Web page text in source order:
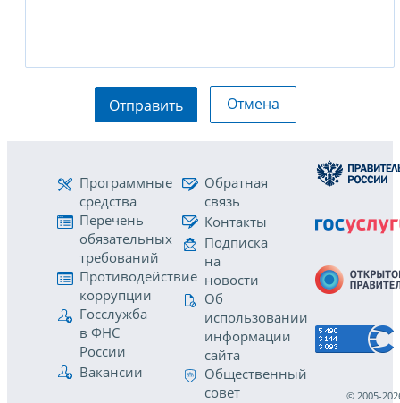
Отправить Отмена
Программные
средства
Перечень
обязательных
требований
Противодействие
коррупции
Госслужба
в ФНС
России
Вакансии
Обратная
связь
Контакты
Подписка
на
новости
Об
использовании
информации
сайта
Общественный
совет
© 2005-